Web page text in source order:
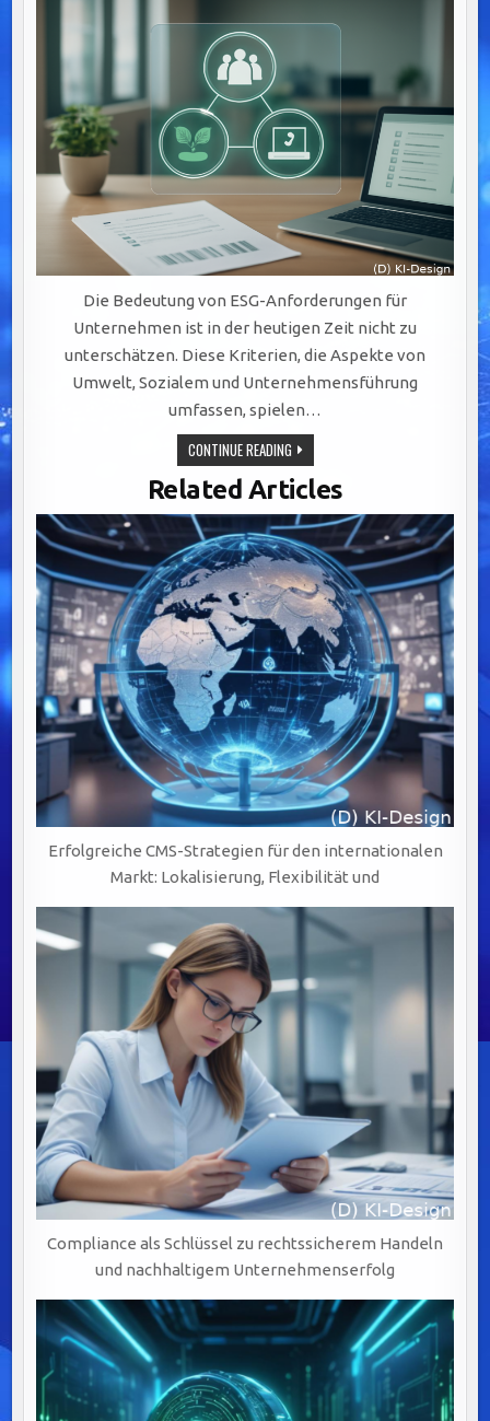
Die Bedeutung von ESG-Anforderungen für
Unternehmen ist in der heutigen Zeit nicht zu
unterschätzen. Diese Kriterien, die Aspekte von
Umwelt, Sozialem und Unternehmensführung
umfassen, spielen…
CONTINUE READINGCMS
FÜR
ESG-
ANFORDERUNGEN
–
MIT
CHECKLISTE
ZUM
DOWNLOAD
Related Articles
Erfolgreiche CMS-Strategien für den internationalen
Markt: Lokalisierung, Flexibilität und
Compliance als Schlüssel zu rechtssicherem Handeln
und nachhaltigem Unternehmenserfolg